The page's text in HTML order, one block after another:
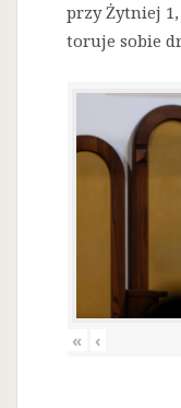
przy Żytniej
toruje sobie
« ‹